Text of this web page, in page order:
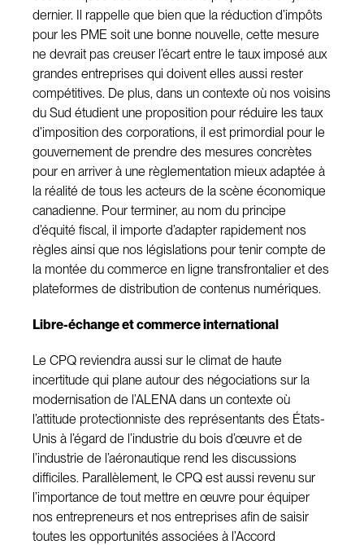
dernier. Il rappelle que bien que la réduction d’impôts
pour les PME soit une bonne nouvelle, cette mesure
ne devrait pas creuser l’écart entre le taux imposé aux
grandes entreprises qui doivent elles aussi rester
compétitives. De plus, dans un contexte où nos voisins
du Sud étudient une proposition pour réduire les taux
d’imposition des corporations, il est primordial pour le
gouvernement de prendre des mesures concrètes
pour en arriver à une règlementation mieux adaptée à
la réalité de tous les acteurs de la scène économique
canadienne. Pour terminer, au nom du principe
d’équité fiscal, il importe d’adapter rapidement nos
règles ainsi que nos législations pour tenir compte de
la montée du commerce en ligne transfrontalier et des
plateformes de distribution de contenus numériques.
Libre-échange et commerce international
Le CPQ reviendra aussi sur le climat de haute
incertitude qui plane autour des négociations sur la
modernisation de l’ALENA dans un contexte où
l’attitude protectionniste des représentants des États-
Unis à l’égard de l’industrie du bois d’œuvre et de
l’industrie de l’aéronautique rend les discussions
difficiles. Parallèlement, le CPQ est aussi revenu sur
l’importance de tout mettre en œuvre pour équiper
nos entrepreneurs et nos entreprises afin de saisir
toutes les opportunités associées à l’Accord